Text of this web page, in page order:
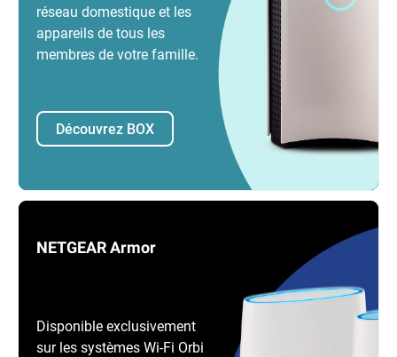
réseau domestique et les
appareils de tous les
membres de votre famille.
Découvrez BOX
NETGEAR Armor
Disponible exclusivement
sur les systèmes Wi-Fi Orbi